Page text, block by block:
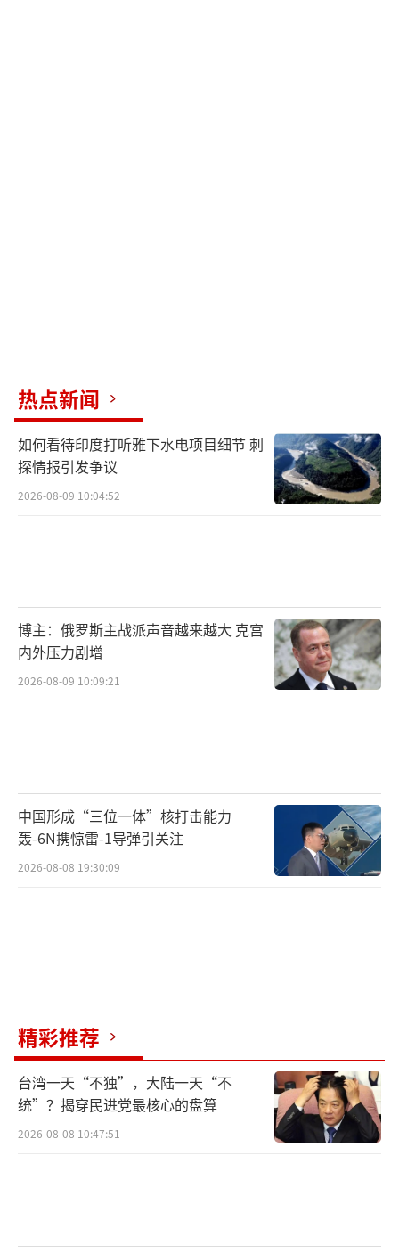
热点新闻
如何看待印度打听雅下水电项目细节 刺
探情报引发争议
2026-08-09 10:04:52
博主：俄罗斯主战派声音越来越大 克宫
内外压力剧增
2026-08-09 10:09:21
中国形成“三位一体”核打击能力
轰-6N携惊雷-1导弹引关注
2026-08-08 19:30:09
精彩推荐
台湾一天“不独”，大陆一天“不
统”？揭穿民进党最核心的盘算
2026-08-08 10:47:51